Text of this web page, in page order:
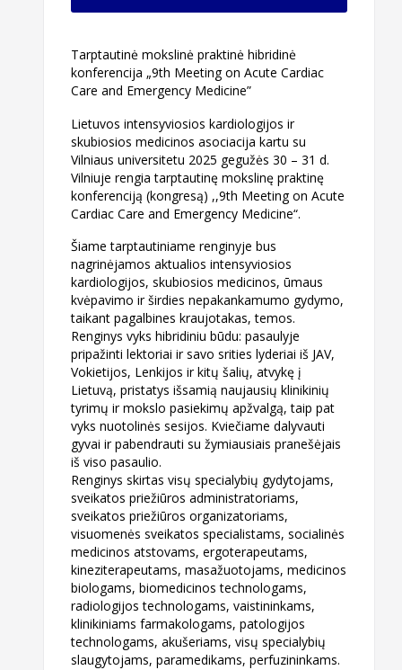
Tarptautinė mokslinė praktinė hibridinė
konferencija „9th Meeting on Acute Cardiac
Care and Emergency Medicine”
Lietuvos intensyviosios kardiologijos ir
skubiosios medicinos asociacija kartu su
Vilniaus universitetu 2025 gegužės 30 – 31 d.
Vilniuje rengia tarptautinę mokslinę praktinę
konferenciją (kongresą) ,,9th Meeting on Acute
Cardiac Care and Emergency Medicine“.
Šiame tarptautiniame renginyje bus
nagrinėjamos aktualios intensyviosios
kardiologijos,skubiosios medicinos, ūmaus
kvėpavimo ir širdies nepakankamumo gydymo,
taikant pagalbines kraujotakas, temos.
Renginys vyks hibridiniu būdu: pasaulyje
pripažinti lektoriai ir savo srities lyderiai iš JAV,
Vokietijos, Lenkijos ir kitų šalių, atvykę į
Lietuvą, pristatys išsamią naujausių klinikinių
tyrimų irmokslo pasiekimų apžvalgą, taip pat
vyks nuotolinės sesijos. Kviečiame dalyvauti
gyvai irpabendrauti su žymiausiais pranešėjais
iš viso pasaulio.
Renginys skirtas visų specialybių gydytojams,
sveikatos priežiūros administratoriams,
sveikatospriežiūros organizatoriams,
visuomenės sveikatos specialistams, socialinės
medicinos atstovams, ergoterapeutams,
kineziterapeutams, masažuotojams, medicinos
biologams, biomedicinos technologams,
radiologijos technologams, vaistininkams,
klinikiniams farmakologams, patologijos
technologams, akušeriams, visų specialybių
slaugytojams, paramedikams, perfuzininkams.